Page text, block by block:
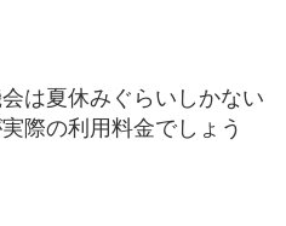
は夏休みぐらいしかない
際の利用料金でしょう